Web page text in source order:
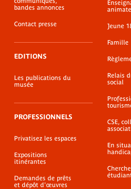
bandes annonces
Contact presse
EDITIONS
Les publications du
musée
PROFESSIONNELS
Privatisez les espaces
Expositions
itinérantes
Demandes de prêts
et dépôt d'œuvres
Jeune
Famille
Relais
social
CSE,
En